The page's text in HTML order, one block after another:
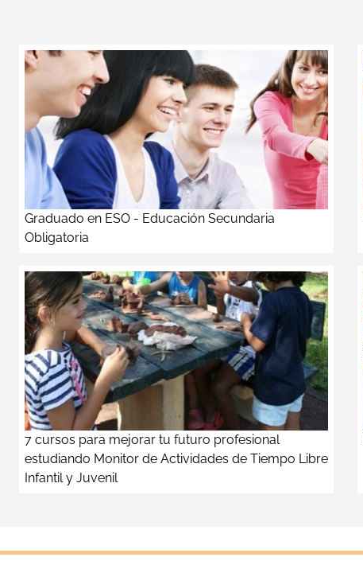
Graduado en ESO - Educación Secundaria
Obligatoria
7 cursos para mejorar tu futuro profesional
estudiando Monitor de Actividades de Tiempo Libre
Infantil y Juvenil